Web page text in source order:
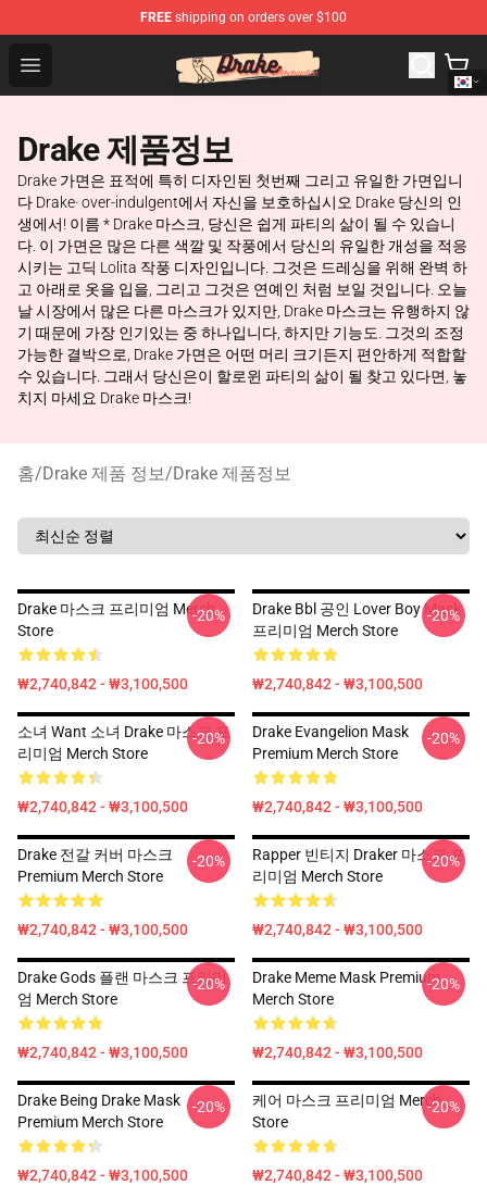
FREE shipping on orders over $100
Open menu
Drake Shop - Official Drake Merchandise Store
Drake 제품정보
Drake 가면은 표적에 특히 디자인된 첫번째 그리고 유일한 가면입니
다 Drake· over-indulgent에서 자신을 보호하십시오 Drake 당신의 인
생에서! 이름 * Drake 마스크, 당신은 쉽게 파티의 삶이 될 수 있습니
다. 이 가면은 많은 다른 색깔 및 작풍에서 당신의 유일한 개성을 적응
시키는 고딕 Lolita 작풍 디자인입니다. 그것은 드레싱을 위해 완벽 하
고 아래로 옷을 입을, 그리고 그것은 연예인 처럼 보일 것입니다. 오늘
날 시장에서 많은 다른 마스크가 있지만, Drake 마스크는 유행하지 않
기 때문에 가장 인기있는 중 하나입니다, 하지만 기능도. 그것의 조정
가능한 결박으로, Drake 가면은 어떤 머리 크기든지 편안하게 적합할
수 있습니다. 그래서 당신은이 할로윈 파티의 삶이 될 찾고 있다면, 놓
치지 마세요 Drake 마스크!
홈/Drake 제품 정보/Drake 제품정보
Drake 마스크 프리미엄 Merch
Store
₩2,740,842 - ₩3,100,500
-20%
Drake Bbl 공인 Lover Boy Mask
프리미엄 Merch Store
₩2,740,842 - ₩3,100,500
-20%
소녀 Want 소녀 Drake 마스크 프
리미엄 Merch Store
₩2,740,842 - ₩3,100,500
-20%
Drake Evangelion Mask
Premium Merch Store
₩2,740,842 - ₩3,100,500
-20%
Drake 전갈 커버 마스크
Premium Merch Store
₩2,740,842 - ₩3,100,500
-20%
Rapper 빈티지 Draker 마스크 프
리미엄 Merch Store
₩2,740,842 - ₩3,100,500
-20%
Drake Gods 플랜 마스크 프리미
엄 Merch Store
₩2,740,842 - ₩3,100,500
-20%
Drake Meme Mask Premium
Merch Store
₩2,740,842 - ₩3,100,500
-20%
Drake Being Drake Mask
Premium Merch Store
₩2,740,842 - ₩3,100,500
-20%
케어 마스크 프리미엄 Merch
Store
₩2,740,842 - ₩3,100,500
-20%